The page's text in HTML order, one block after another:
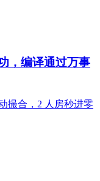
，编译通过万事